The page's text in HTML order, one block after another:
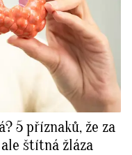
5 příznaků, že za
štítná žláza